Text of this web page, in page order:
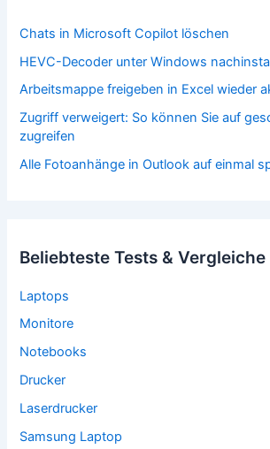
Chats in Microsoft Copilot löschen
HEVC-Decoder unter Windows
Arbeitsmappe freigeben in Excel wieder
Zugriff verweigert: So können Sie auf
zugreifen
Alle Fotoanhänge in Outlook auf einmal
Beliebteste Tests & Vergleiche
Laptops
Monitore
Notebooks
Drucker
Laserdrucker
Samsung Laptop